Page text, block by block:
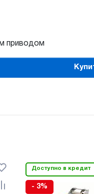
приводом
Доступно в кредит
- 3%